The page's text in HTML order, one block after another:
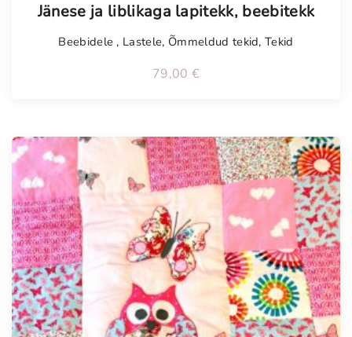
Jänese ja liblikaga lapitekk, beebitekk
Beebidele , Lastele, Õmmeldud tekid,Tekid
79,00 €